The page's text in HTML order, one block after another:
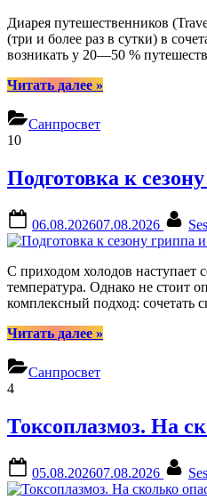
Диарея путешественников
(три и более раз в сутки) в
возникать у 20—50 %
Читать далее“Диарея
»
Санпросвет
10
Подготовка к
on
06.08.202607.08.2026
С приходом холодов
температура. Однако не стоит
комплексный подход:
Читать далее“Подготовка
гриппа
»
Санпросвет
4
Токсоплазмоз. На
on
05.08.202607.08.2026